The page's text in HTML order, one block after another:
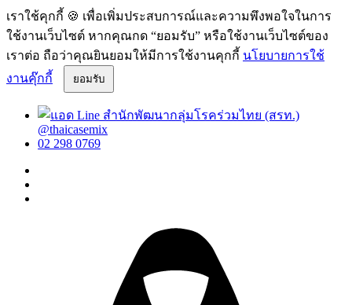
เราใช้คุกกี้ 🍪 เพื่อเพิ่มประสบการณ์และความพึงพอใจในการ
ใช้งานเว็บไซต์ หากคุณกด “ยอมรับ” หรือใช้งานเว็บไซต์ของ
เราต่อ ถือว่าคุณยินยอมให้มีการใช้งานคุกกี้ นโยบายการใช้
งานคุ๊กกี้
ยอมรับ
@thaicasemix
02 298 0769